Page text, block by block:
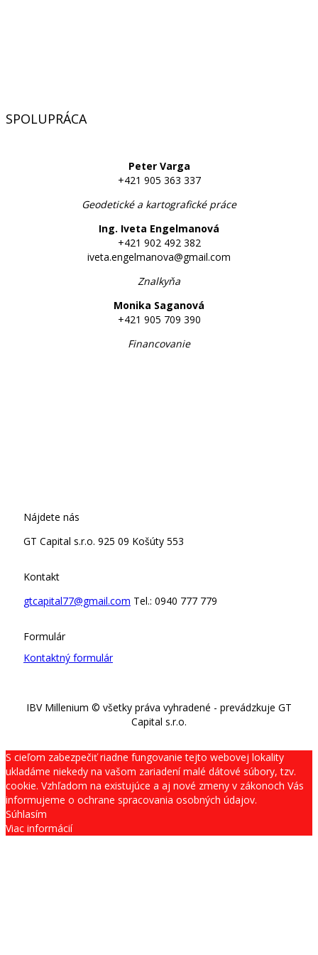
SPOLUPRÁCA
Peter Varga
+421 905 363 337
Geodetické a kartografické práce
Ing. Iveta Engelmanová
+421 902 492 382
iveta.engelmanova@gmail.com
Znalkyňa
Monika Saganová
+421 905 709 390
Financovanie
Nájdete nás
GT Capital s.r.o. 925 09 Košúty 553
Kontakt
gtcapital77@gmail.com Tel.: 0940 777 779
Formulár
Kontaktný formulár
IBV Millenium © všetky práva vyhradené - prevádzkuje GT
Capital s.r.o.
S cieľom zabezpečiť riadne fungovanie tejto webovej lokality
ukladáme niekedy na vašom zariadení malé dátové súbory, tzv.
cookie. Vzhľadom na existujúce a aj nové zmeny v zákonoch Vás
informujeme o ochrane spracovania osobných údajov.
Súhlasím
Viac informácií